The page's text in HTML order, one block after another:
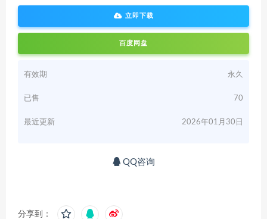
立即下载
百度网盘
有效期 永久
已售 70
最近更新 2026年01月30日
QQ咨询
分享到：